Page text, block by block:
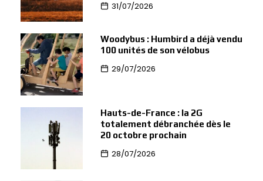
31/07/2026
Woodybus : Humbird a déjà vendu
100 unités de son vélobus
29/07/2026
Hauts-de-France : la 2G
totalement débranchée dès le
20 octobre prochain
28/07/2026